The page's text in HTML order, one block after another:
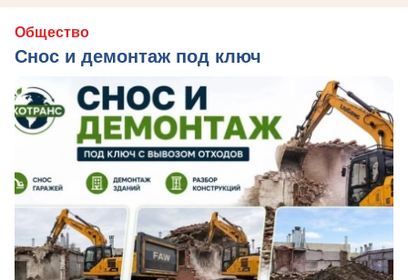
Общество
Снос и демонтаж под ключ